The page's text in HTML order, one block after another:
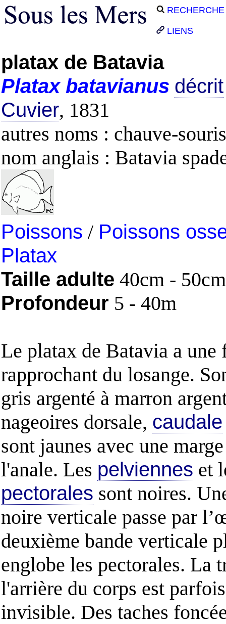
RECHERCHE
LIENS
platax de Batavia
Platax batavianus décrit
Cuvier, 1831
autres noms : chauve-
nom anglais : Batavia
Poissons / Poissons
Platax
Taille adulte 40cm - 50cm
Profondeur 5 - 40m
Le platax de Batavia a une
rapprochant du losange.
gris argenté à marron
nageoires dorsale, caudale
sont jaunes avec une
l'anale. Les pelviennes et
pectorales sont noires.
noire verticale passe par
deuxième bande verticale
englobe les pectorales. La
l'arrière du corps est
invisible. Des taches